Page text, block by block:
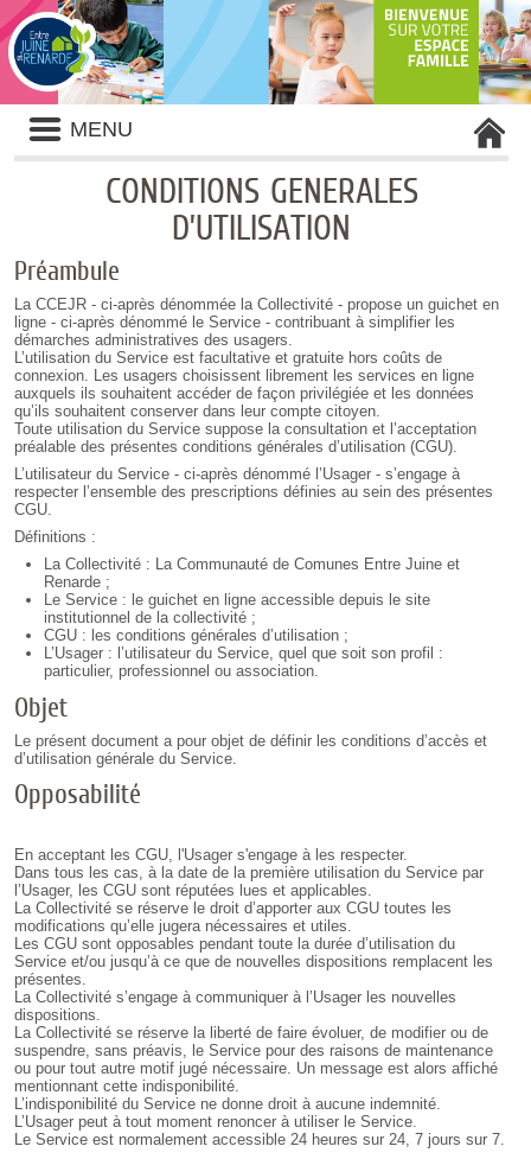
Liste
des
avertissements
MENU
CONDITIONS GENERALES
D’UTILISATION
Préambule
La CCEJR - ci-après dénommée la Collectivité - propose un guichet en
ligne - ci-après dénommé le Service - contribuant à simplifier les
démarches administratives des usagers.
L’utilisation du Service est facultative et gratuite hors coûts de
connexion. Les usagers choisissent librement les services en ligne
auxquels ils souhaitent accéder de façon privilégiée et les données
qu’ils souhaitent conserver dans leur compte citoyen.
Toute utilisation du Service suppose la consultation et l’acceptation
préalable des présentes conditions générales d’utilisation (CGU).
L’utilisateur du Service - ci-après dénommé l’Usager - s’engage à
respecter l’ensemble des prescriptions définies au sein des présentes
CGU.
Définitions :
La Collectivité : La Communauté de Comunes Entre Juine et
Renarde ;
Le Service : le guichet en ligne accessible depuis le site
institutionnel de la collectivité ;
CGU : les conditions générales d’utilisation ;
L’Usager : l’utilisateur du Service, quel que soit son profil :
particulier, professionnel ou association.
Objet
Le présent document a pour objet de définir les conditions d’accès et
d’utilisation générale du Service.
Opposabilité
En acceptant les CGU, l'Usager s'engage à les respecter.
Dans tous les cas, à la date de la première utilisation du Service par
l’Usager, les CGU sont réputées lues et applicables.
La Collectivité se réserve le droit d’apporter aux CGU toutes les
modifications qu’elle jugera nécessaires et utiles.
Les CGU sont opposables pendant toute la durée d’utilisation du
Service et/ou jusqu’à ce que de nouvelles dispositions remplacent les
présentes.
La Collectivité s’engage à communiquer à l’Usager les nouvelles
dispositions.
La Collectivité se réserve la liberté de faire évoluer, de modifier ou de
suspendre, sans préavis, le Service pour des raisons de maintenance
ou pour tout autre motif jugé nécessaire. Un message est alors affiché
mentionnant cette indisponibilité.
L’indisponibilité du Service ne donne droit à aucune indemnité.
L’Usager peut à tout moment renoncer à utiliser le Service.
Le Service est normalement accessible 24 heures sur 24, 7 jours sur 7.